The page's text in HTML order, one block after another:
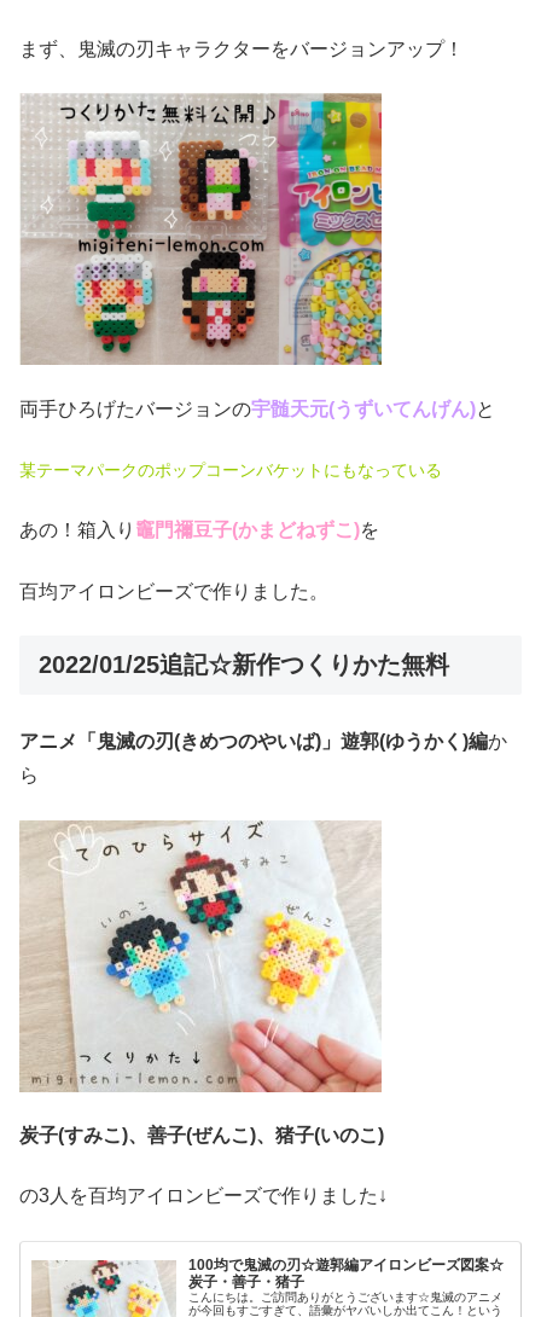
まず、鬼滅の刃キャラクターをバージョンアップ！
両手ひろげたバージョンの宇髄天元(うずいてんげん)と
某テーマパークのポップコーンバケットにもなっている
あの！箱入り 竈門禰豆子(かまどねずこ)を
百均アイロンビーズで作りました。
2022/01/25追記☆新作つくりかた無料
アニメ「鬼滅の刃(きめつのやいば)」遊郭(ゆうかく)編か
ら
炭子(すみこ)、 善子(ぜんこ)、 猪子(いのこ)
の3人を百均アイロンビーズで作りました↓
100均で鬼滅の刃☆遊郭編アイロンビーズ図案☆
炭子・善子・猪子
こんにちは。ご訪問ありがとうございます☆鬼滅のアニメ
が今回もすごすぎて、語彙がヤバいしか出てこん！という